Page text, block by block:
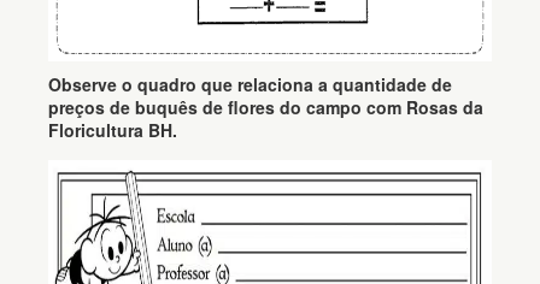
Observe o quadro que relaciona a quantidade de
preços de buquês de flores do campo com Rosas da
Floricultura BH.